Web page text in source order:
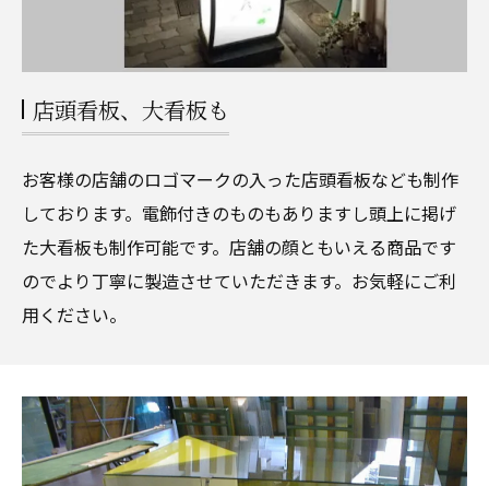
店頭看板、大看板も
お客様の店舗のロゴマークの入った店頭看板なども制作
しております。電飾付きのものもありますし頭上に掲げ
た大看板も制作可能です。店舗の顔ともいえる商品です
のでより丁寧に製造させていただきます。お気軽にご利
用ください。